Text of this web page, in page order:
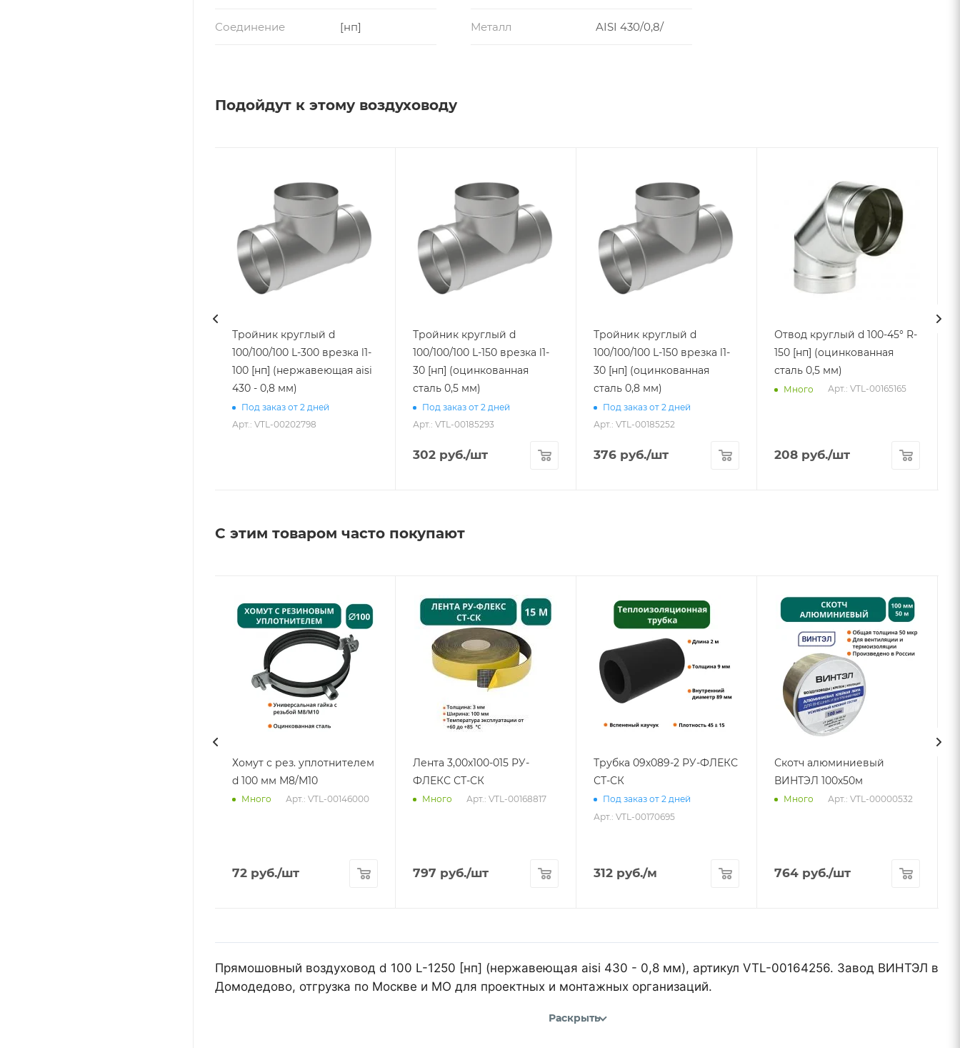
Соединение [нп] Металл AISI 430/0,8/
Подойдут к этому воздуховоду
Тройник круглый d
100/100/100 L-300 врезка l1-
100 [нп] (нержавеющая aisi
430 - 0,8 мм)
Под заказ от 2 дней
Арт.: VTL-00202798
Тройник круглый d
100/100/100 L-150 врезка l1-
30 [нп] (оцинкованная
сталь 0,5 мм)
Под заказ от 2 дней
Арт.: VTL-00185293
302 руб./шт
Тройник круглый d
100/100/100 L-150 врезка l1-
30 [нп] (оцинкованная
сталь 0,8 мм)
Под заказ от 2 дней
Арт.: VTL-00185252
376 руб./шт
Отвод круглый d 100-45° R-
150 [нп] (оцинкованная
сталь 0,5 мм)
Много Арт.: VTL-00165165
208 руб./шт
С этим товаром часто покупают
Хомут с рез. уплотнителем
d 100 мм М8/М10
Много Арт.: VTL-00146000
72 руб./шт
Лента 3,00х100-015 РУ-
ФЛЕКС СТ-СК
Много Арт.: VTL-00168817
797 руб./шт
Трубка 09х089-2 РУ-ФЛЕКС
СТ-СК
Под заказ от 2 дней
Арт.: VTL-00170695
312 руб./м
Скотч алюминиевый
ВИНТЭЛ 100х50м
Много Арт.: VTL-00000532
764 руб./шт
Прямошовный воздуховод d 100 L-1250 [нп] (нержавеющая aisi 430 - 0,8 мм), артикул VTL-00164256. Завод ВИНТЭЛ в
Домодедово, отгрузка по Москве и МО для проектных и монтажных организаций.
Раскрыть